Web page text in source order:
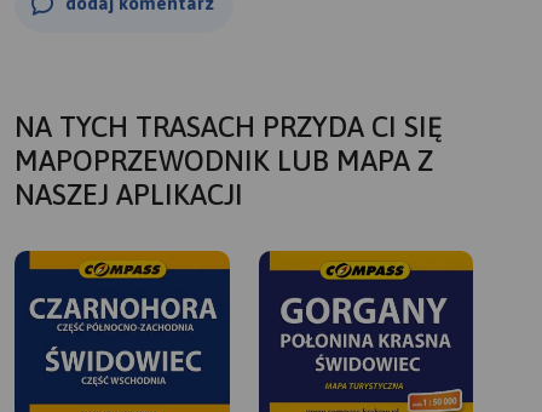
NA TYCH TRASACH PRZYDA CI SIĘ
MAPOPRZEWODNIK LUB MAPA Z
NASZEJ APLIKACJI